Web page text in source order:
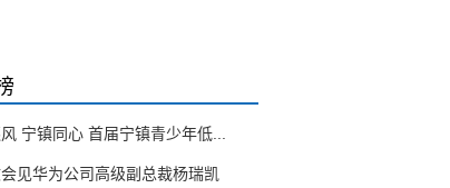
宁镇同心 首届宁镇青少年低...
见华为公司高级副总裁杨瑞凯